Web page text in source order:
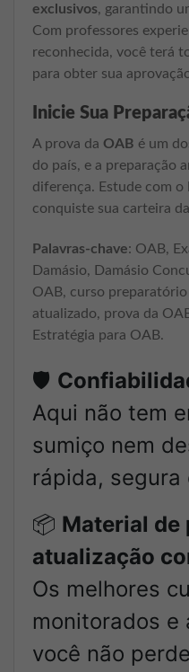
exclusivos, garantindo
Com professores
reconhecida, você terá
para obter sua
Inicie Sua
A prova da OAB é um
do país, e a preparação
diferença. Estude com o
conquiste sua carteira
Palavras-chave: OAB,
Damásio, Damásio
OAB, curso
atualizado, prova da
Estratégia para OAB.
🛡️
Aqui não tem
sumiço nem
rápida,
📦 Material de
atualização
Os melhores
monitorados e
você não